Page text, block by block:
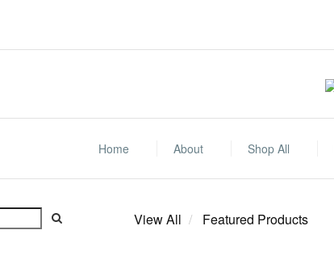
Home About Shop All
View All Featured Products